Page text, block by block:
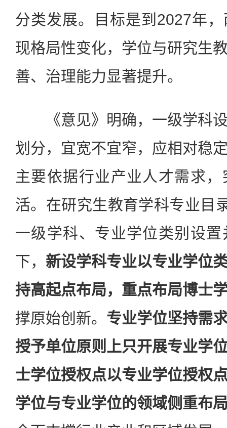
分类发展。目标是到2027年
现格局性变化，学位与研究生
善、治理能力显著提升。
《意见》明确，一级学科设
划分，宜宽不宜窄，应相对稳
主要依据行业产业人才需求
活。在研究生教育学科专业目
一级学科、专业学位类别设
下， 新设学科专业以专业学位
持高起点布局，重点布局博士
撑原始创新。 专业学位坚持需
授予单位原则上只开展专业学
士学位授权点以专业学位授权
学位与专业学位的领域侧重布